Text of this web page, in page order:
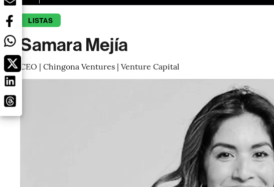
LISTAS
Samara Mejía
CEO | Chingona Ventures | Venture Capital